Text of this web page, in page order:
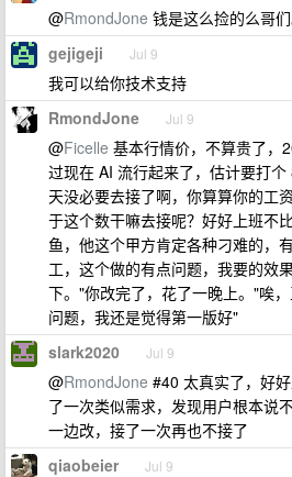
@RmondJone 钱是这么捡的么哥们
gejigeji Jul 9
我可以给你技术支持
RmondJone Jul 9
@Ficelle 基本行情价，不算贵了，
过现在 AI 流行起来了，估计要打
天没必要去接了啊，你算算你的工
于这个数干嘛去接呢？好好上班不
鱼，他这个甲方肯定各种刁难的，
工，这个做的有点问题，我要的效
下。"你改完了，花了一晚上。"唉
问题，我还是觉得第一版好"
slark2020 Jul 9
@RmondJone #40 太真实了，好
了一次类似需求，发现用户根本说
一边改，接了一次再也不接了
qiaobeier Jul 9